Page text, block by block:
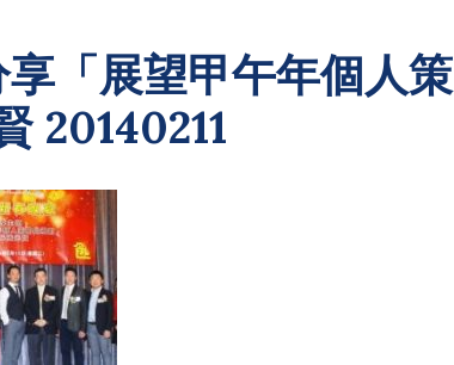
「展望甲午年個人策
20140211